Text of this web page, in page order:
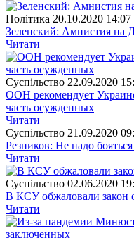
Полiтика 20.10.2020 14:07
Зеленский: Амнистия на
Читати
Суспiльство 22.09.2020
ООН рекомендует
часть осужденных
Читати
Суспiльство 21.09.2020
Резников: Не надо
Читати
Суспiльство 02.06.2020
В КСУ обжаловали закон
Читати